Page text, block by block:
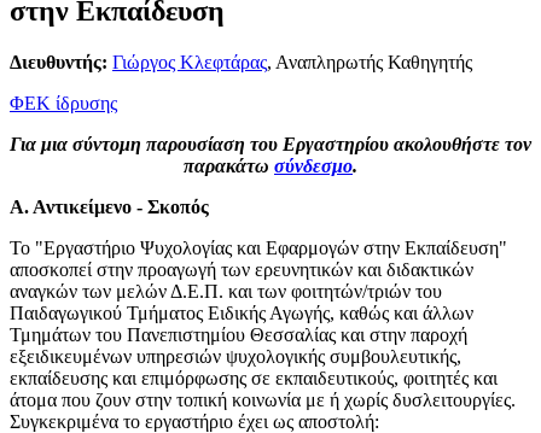
στην Εκπαίδευση
Διευθυντής: Γιώργος Κλεφτάρας, Αναπληρωτής Καθηγητής
ΦΕΚ ίδρυσης
Για μια σύντομη παρουσίαση του Εργαστηρίου ακολουθήστε τον
παρακάτω σύνδεσμο.
Α. Αντικείμενο - Σκοπός
Το "Εργαστήριο Ψυχολογίας και Εφαρμογών στην Εκπαίδευση"
αποσκοπεί στην προαγωγή των ερευνητικών και διδακτικών
αναγκών των μελών Δ.Ε.Π. και των φοιτητών/τριών του
Παιδαγωγικού Τμήματος Ειδικής Αγωγής, καθώς και άλλων
Τμημάτων του Πανεπιστημίου Θεσσαλίας και στην παροχή
εξειδικευμένων υπηρεσιών ψυχολογικής συμβουλευτικής,
εκπαίδευσης και επιμόρφωσης σε εκπαιδευτικούς, φοιτητές και
άτομα που ζουν στην τοπική κοινωνία με ή χωρίς δυσλειτουργίες.
Συγκεκριμένα το εργαστήριο έχει ως αποστολή: